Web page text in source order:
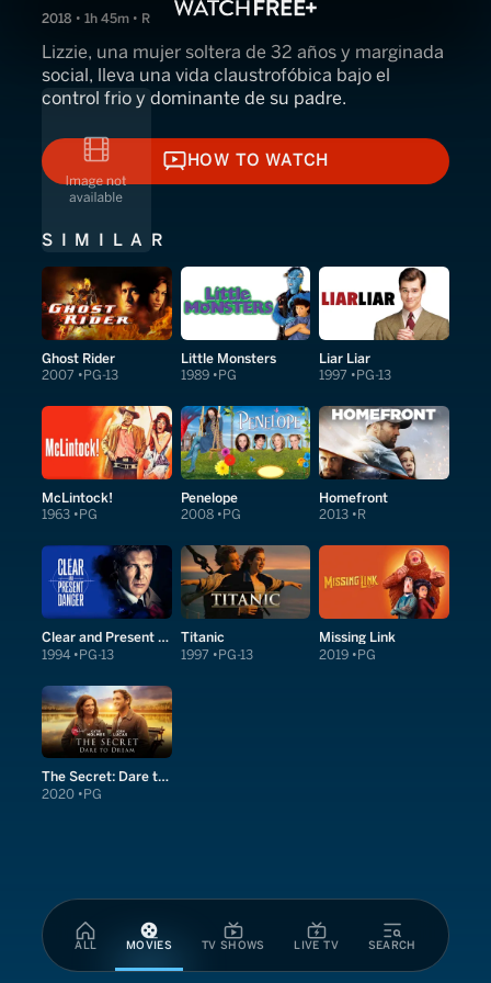
ALL MOVIES TV SHOWS LIVE TV SEARCH
2018 • 1h 45m • R
Lizzie, una mujer soltera de 32 años y marginada
social, lleva una vida claustrofóbica bajo el
control frio y dominante de su padre.
HOW TO WATCH
HOW TO WATCH
SIMILAR
Ghost Rider
2007 PG-13
Little Monsters
1989 PG
Liar Liar
1997 PG-13
McLintock!
1963 PG
Penelope
2008 PG
Homefront
2013 R
Clear and Present Danger
1994 PG-13
Titanic
1997 PG-13
Missing Link
2019 PG
The Secret: Dare to Dream
2020 PG